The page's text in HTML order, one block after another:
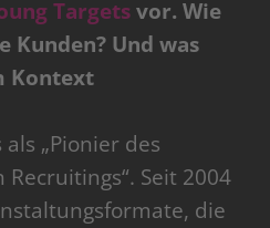
Targetsvor. Wie
Kunden? Und was
Kontext
„Pionier des
Seit 2004
die